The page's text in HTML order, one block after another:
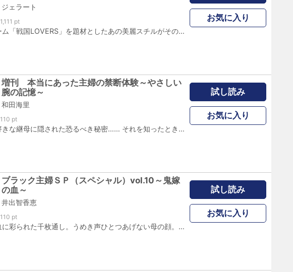
ジェラート
1,111 pt
ゲーム「戦国LOVERS」を題材としたあの美麗スチルがそのままコミックに！ 天下一の美貌で知られる貴女は、姫として何不自由のない生活を過ごしていました。 しかし、ある日、侵攻してきた織田信長の強大な力の前に、脆くも貴女の国は滅亡してしまいます。 幼なじみの忍者・石川五右衛門と国から脱出し、流浪の身となった貴女――。 果たして、下剋上の戦国時代の中、どんな 武将に出会い、どのような運命を辿るのか？ 「今宵は浮世を忘れ、二人きりで過ごそう」 全ては貴女次第――、 貴女の決断が歴史を動かす大河な恋愛の幕開けです！
お気に入り
増刊 本当にあった主婦の禁断体験～やさしい
腕の記憶～
和田海里
110 pt
大好きな継母に隠された恐るべき秘密…… それを知ったとき少女は、世の中すべてを信じられなくなり自らの人生をも崩壊させてゆく……！！ ※本作品は「増刊 本当にあった主婦の禁断体験」に収録されています。
試し読み
お気に入り
ブラック主婦ＳＰ（スペシャル）vol.10～鬼嫁
の血～
井出智香恵
110 pt
鮮血に彩られた千枚通し。うめき声ひとつあげない母の顔。心に焼き付いて忘れられない子供の頃の記憶。彼女が大人になったいま、その記憶は充分に血へと溶けている。そして誘うのだ、果てしない嫁姑の抗争に…… 最後には嫁が勝つ。 ※本作品は「増刊 ブラック主婦ＳＰ（スペシャル） vol.10」に収録されています。
試し読み
お気に入り